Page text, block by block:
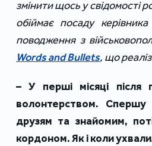
змінити щось у свідомості
обіймає посаду
поводження з
Words and Bullets, що
– У перші місяці після
волонтерством. Спершу
друзям та знайомим,
кордоном. Як і коли